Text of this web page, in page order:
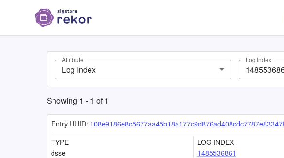
Attribute
Log Index
Log Index
Showing 1 - 1 of1
Entry UUID:
TYPE
dsse
LOG INDEX
1485536861